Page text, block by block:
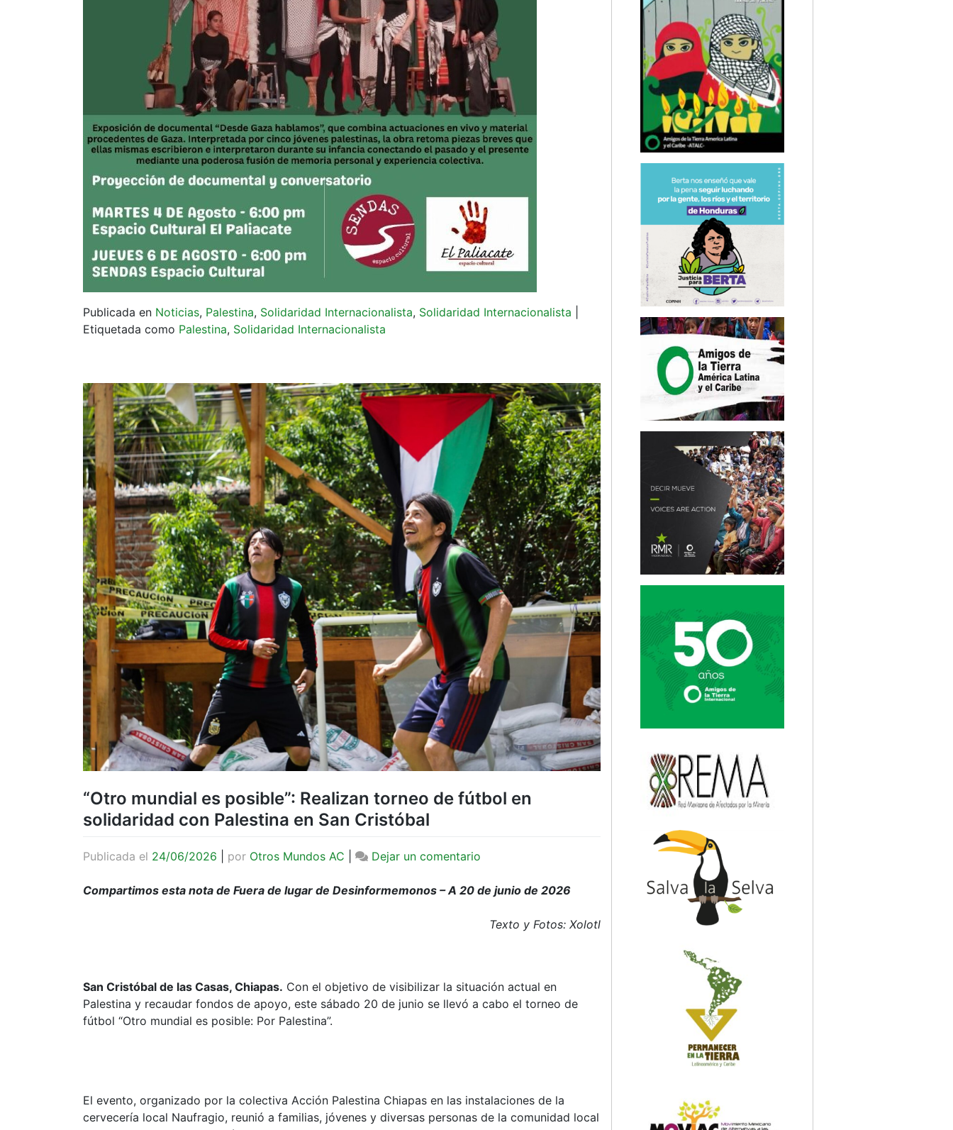
Publicada en Noticias, Palestina, Solidaridad Internacionalista, Solidaridad Internacionalista
Etiquetada como Palestina, Solidaridad Internacionalista
“Otro mundial es posible”: Realizan torneo de fútbol en
solidaridad con Palestina en San Cristóbal
Publicada el 24/06/2026 por Otros Mundos AC Dejar un comentario
mundial
posible”:
fútbol
en
San
Cristóbal
Compartimos esta nota de Fuera de lugar de Desinformemonos – A 20 de junio de 2026
Texto y Fotos: Xolotl
San Cristóbal de las Casas, Chiapas. Con el objetivo de visibilizar la situación actual en
Palestina y recaudar fondos de apoyo, este sábado 20 de junio se llevó a cabo el torneo de
fútbol “Otro mundial es posible: Por Palestina”.
El evento, organizado por la colectiva Acción Palestina Chiapas en las instalaciones de la
cervecería local Naufragio, reunió a familias, jóvenes y diversas personas de la comunidad local